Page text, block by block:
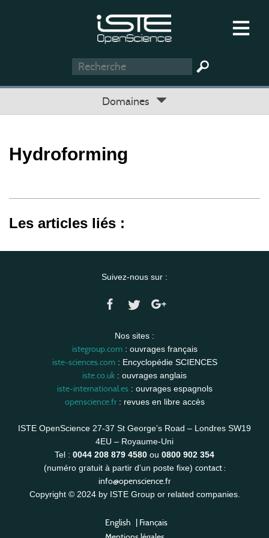
Domaines
Hydroforming
Les articles liés :
Suivez-nous sur :
Nos sites :
istegroup.com: ouvrages français
iste-sciences.com: Encyclopédie SCIENCES
iste.co.uk : ouvrages anglais
iste-international.es: ouvrages espagnols
openscience.fr: revues en libre accès
ISTE OpenScience 27-37 St George’s Road – Londres SW19
4EU – Royaume-Uni
Tel : 0044 208 879 4580 ou 0800 902 354
(numéro gratuit à partir d’un poste fixe) contact :
info@openscience.fr
Copyright © 2024 by ISTE Group or related companies.
English | Français